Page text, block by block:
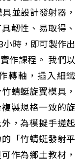
並設計發射器，
韌性、易取得、
時，即可製作出
作課程。 我們以
轉軸，插入細鐵
蜻蜓旋翼模具，
製規格一致的旋
，為模擬手搓起
「竹蜻蜓發射平
作為鄉土教材，